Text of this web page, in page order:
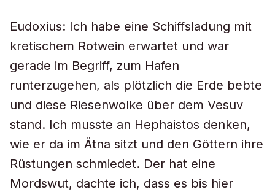
Eudoxius: Ich habe eine Schiffsladung mit
kretischem Rotwein erwartet und war
gerade im Begriff, zum Hafen
runterzugehen, als plötzlich die Erde bebte
und diese Riesenwolke über dem Vesuv
stand. Ich musste an Hephaistos denken,
wie er da im Ätna sitzt und den Göttern ihre
Rüstungen schmiedet. Der hat eine
Mordswut, dachte ich, dass es bis hier